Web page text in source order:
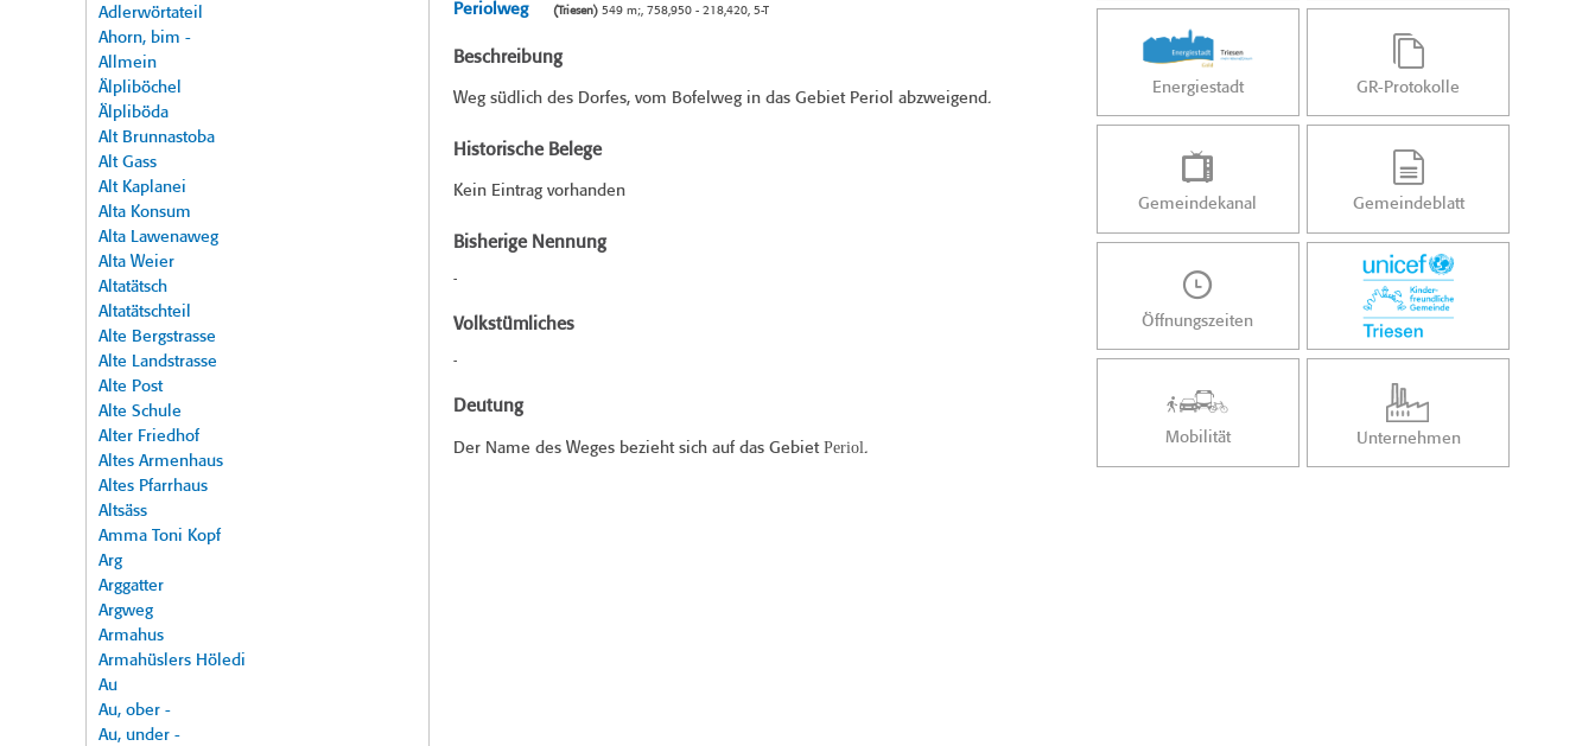
Adlerwörtateil
Ahorn, bim -
Allmein
Älpliböchel
Älpliböda
Alt Brunnastoba
Alt Gass
Alt Kaplanei
Alta Konsum
Alta Lawenaweg
Alta Weier
Altatätsch
Altatätschteil
Alte Bergstrasse
Alte Landstrasse
Alte Post
Alte Schule
Alter Friedhof
Altes Armenhaus
Altes Pfarrhaus
Altsäss
Amma Toni Kopf
Arg
Arggatter
Argweg
Armahus
Armahüslers Höledi
Au
Au, ober -
Au, under -
Periolweg (Triesen)549 m;, 758,950 - 218,420, 5-T
Beschreibung
Weg südlich des Dorfes, vom Bofelweg in das Gebiet Periol abzweigend.
Historische Belege
Kein Eintrag vorhanden
Bisherige Nennung
-
Volkstümliches
-
Deutung
Der Name des Weges bezieht sich auf das Gebiet Periol.
Energiestadt GR-Protokolle
Gemeindekanal Gemeindeblatt
Öffnungszeiten
Mobilität Unternehmen